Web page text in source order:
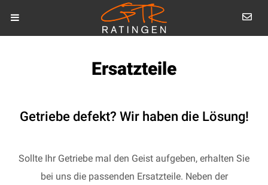
Ersatzteile
Getriebe defekt? Wir haben die Lösung!
Sollte Ihr Getriebe mal den Geist aufgeben, erhalten Sie
bei uns die passenden Ersatzteile. Neben der